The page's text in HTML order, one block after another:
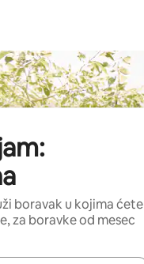
boravak u kojima ćete
za boravke od mesec